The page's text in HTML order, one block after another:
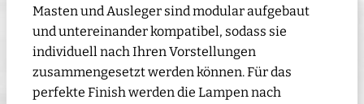
Masten und Ausleger sind modular aufgebaut
und untereinander kompatibel, sodass sie
individuell nach Ihren Vorstellungen
zusammengesetzt werden können. Für das
perfekte Finish werden die Lampen nach